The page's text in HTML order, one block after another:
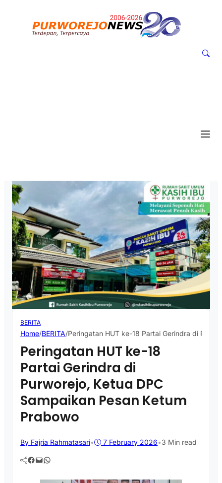
BERITA
Home/BERITA/Peringatan HUT ke-18 Partai Gerindra di
Peringatan HUT ke-18
Partai Gerindra di
Purworejo, Ketua DPC
Sampaikan Pesan Ketum
Prabowo
By Fajria Rahmatasari• 7 February 2026•3 Min read
Facebook Mail WhatsApp